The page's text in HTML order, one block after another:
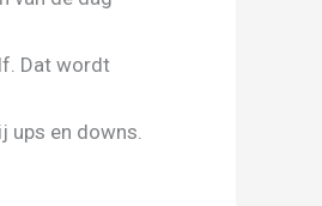
Dat wordt
ups en downs.